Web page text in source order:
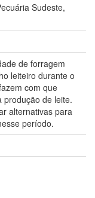
Sudeste,
de forragem
leiteiro durante o
com que
produção de leite.
alternativas para
período.